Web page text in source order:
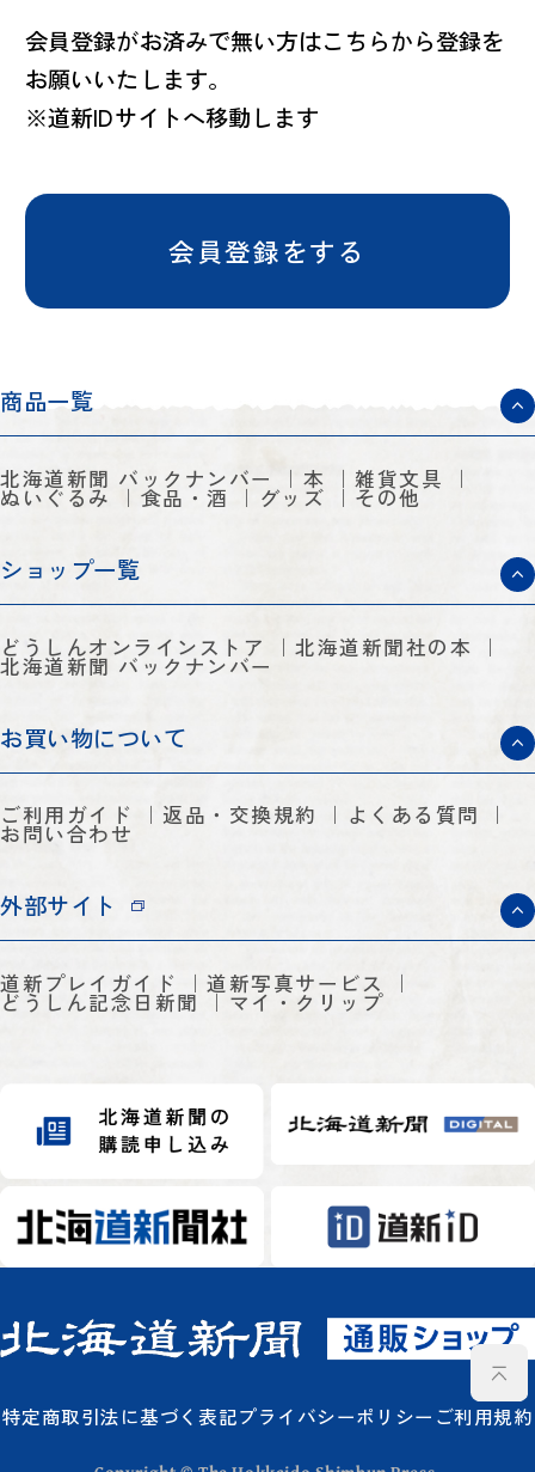
会員登録がお済みで無い方はこちらから登録を
お願いいたします。
※道新IDサイトへ移動します
会員登録をする
商品一覧
北海道新聞 バックナンバー 本 雑貨文具
ぬいぐるみ 食品・酒 グッズ その他
ショップ一覧
どうしんオンラインストア 北海道新聞社の本
北海道新聞 バックナンバー
お買い物について
ご利用ガイド 返品・交換規約 よくある質問
お問い合わせ
外部サイト
道新プレイガイド 道新写真サービス
どうしん記念日新聞 マイ・クリップ
特定商取引法に基づく表記プライバシーポリシー ご利用規約